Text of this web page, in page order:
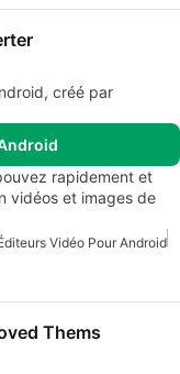
créé par
rapidement et
vidéos et images de
Vidéo Pour Android
Thems